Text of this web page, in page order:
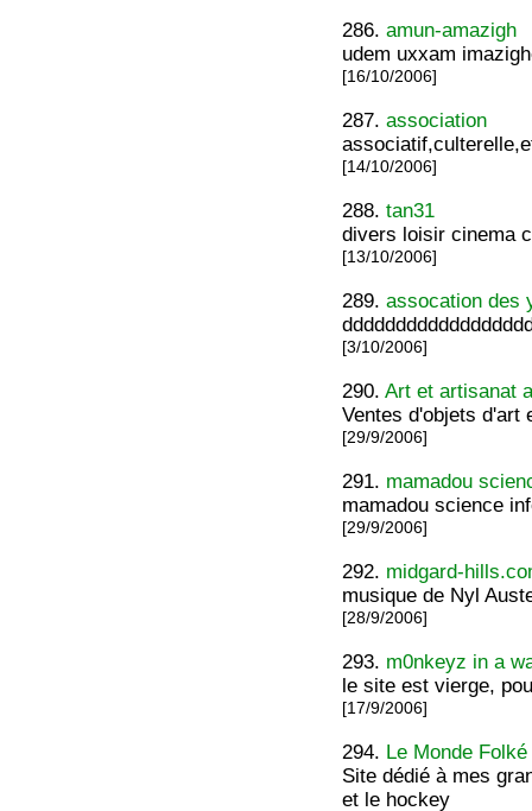
286.amun-amazigh
udem uxxam
[16/10/2006]
287.association
[14/10/2006]
288.tan31
divers loisir cinema
[13/10/2006]
289.assocation des
[3/10/2006]
290.Art et artisanat
Ventes d'objets d'art
[29/9/2006]
291. mamadou
mamadou science
[29/9/2006]
292. midgard-
musique de Nyl
[28/9/2006]
293. m0nkeyz in a
le site est vierge,
[17/9/2006]
294. Le Monde
Site dédié à mes
et le hockey